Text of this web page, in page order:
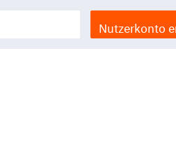
Nutzerkonto
Gesetze